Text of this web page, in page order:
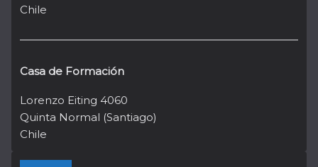
Chile
Casa de Formación
Lorenzo Eiting 4060
Quinta Normal (Santiago)
Chile